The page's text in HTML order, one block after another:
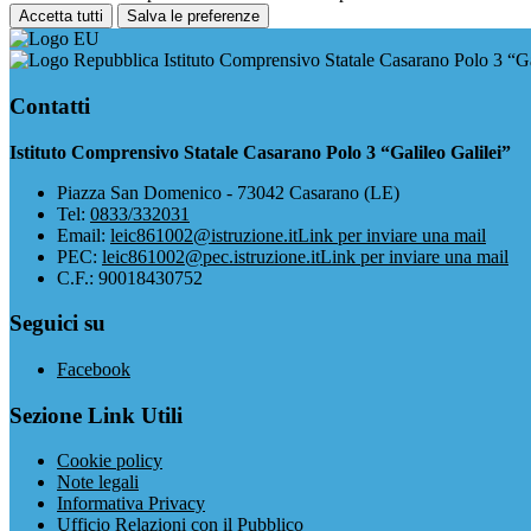
Accetta tutti Salva le preferenze
Istituto Comprensivo Statale Casarano Polo 3
Contatti
Istituto Comprensivo Statale Casarano Polo 3 “Galileo Galilei”
Piazza San Domenico - 73042 Casarano (LE)
Tel: 0833/332031
Email: leic861002@istruzione.itLink per inviare una mail
PEC: leic861002@pec.istruzione.itLink per inviare una mail
C.F.: 90018430752
Seguici su
Facebook
Sezione Link Utili
Cookie policy
Note legali
Informativa Privacy
Ufficio Relazioni con il Pubblico